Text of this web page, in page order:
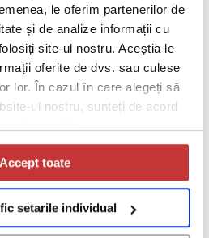
le oferim partenerilor de
și de analize informații cu
site-ul nostru. Aceștia le
oferite de dvs. sau culese
lor. În cazul în care alegeți să
ul nostru, sunteți de acord
toate
setarile individual
de cercetare